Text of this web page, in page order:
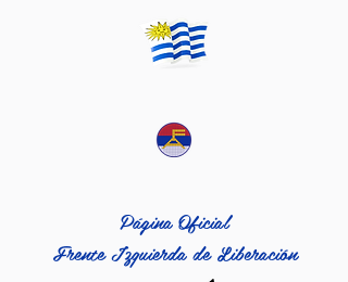
Página Oficial
Frente Izquierda de Liberación